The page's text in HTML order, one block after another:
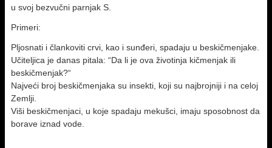
u svoj bezvučni parnjak S.
Primeri:
Pljosnati i člankoviti crvi, kao i sunđeri, spadaju u beskičmenjake.
Učiteljica je danas pitala: “Da li je ova životinja kičmenjak ili
beskičmenjak?“
Najveći broj beskičmenjaka su insekti, koji su najbrojniji i na celoj
Zemlji.
Viši beskičmenjaci, u koje spadaju mekušci, imaju sposobnost da
borave iznad vode.